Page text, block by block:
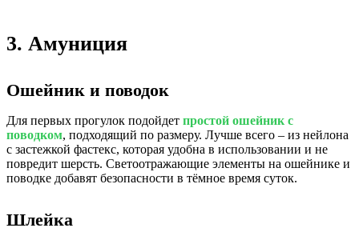
3. Амуниция
Ошейник и поводок
Для первых прогулок подойдет простой ошейник с
поводком, подходящий по размеру. Лучше всего – из нейлона
с застежкой фастекс, которая удобна в использовании и не
повредит шерсть. Светоотражающие элементы на ошейнике и
поводке добавят безопасности в тёмное время суток.
Шлейка